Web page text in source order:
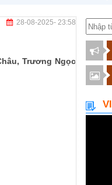
28-08-2025- 23:58
Trương Ngọc